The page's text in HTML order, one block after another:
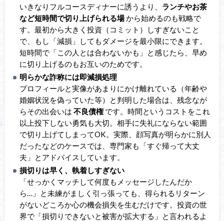
いきなりフルコースディナーに誘うより、 ランチやお茶
など短時間で切り上げられる場から始めるのも戦略で
す。最初から大きく投資（コミット）しすぎないこと
で、もし「減損」してもダメージを最小限にできます。
短時間で「この人とは合わないかも」と感じたら、早め
に切り上げるのもお互いのためです。
明らかな詐称には即減損処理
プロフィールと実像があまりにかけ離れている（年齢や
婚姻状況を偽っていた等）と判明した場合は、残念なが
らその出会いは不良債権です。時間というコストをこれ
以上投下しない勇気も大切。相手に失礼にならない範囲
で切り上げてしまってOK。実際、顔写真が明らかに別人
だったなどのケースでは、専門家も「すぐ帰って大丈
夫」とアドバイスしています。
損切りは早く、執着しすぎない
「せっかくマッチして何度もメッセージしたんだか
ら…」と未練がましく引っ張っても、得られるリターン
がないどころか心の機会損失を生むだけです。投資の世
界で「損切りできないと被害が拡大する」と言われるよ